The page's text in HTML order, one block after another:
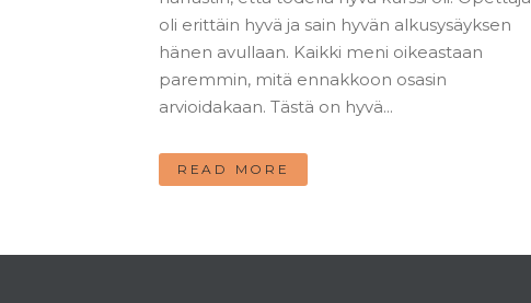
oli erittäin hyvä ja sain hyvän alkusysäyksen
hänen avullaan. Kaikki meni oikeastaan
paremmin, mitä ennakkoon osasin
arvioidakaan. Tästä on hyvä...
READ MORE